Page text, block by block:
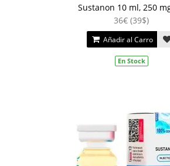
Sustanon 10 ml, 250
36€ (39$)
Añadir al Carro
En Stock